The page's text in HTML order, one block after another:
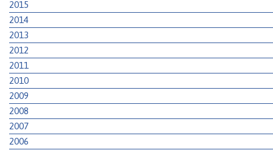
2015
2014
2013
2012
2011
2010
2009
2008
2007
2006